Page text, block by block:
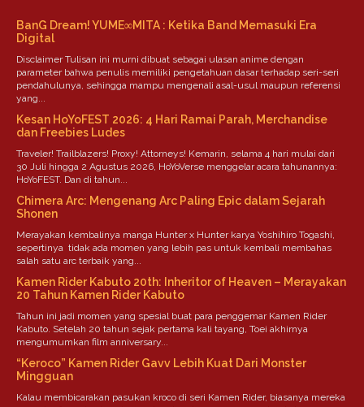
BanG Dream! YUME∞MITA : Ketika Band Memasuki Era
Digital
Disclaimer Tulisan ini murni dibuat sebagai ulasan anime dengan
parameter bahwa penulis memiliki pengetahuan dasar terhadap seri-seri
pendahulunya, sehingga mampu mengenali asal-usul maupun referensi
yang...
Kesan HoYoFEST 2026: 4 Hari Ramai Parah, Merchandise
dan Freebies Ludes
Traveler! Trailblazers! Proxy! Attorneys! Kemarin, selama 4 hari mulai dari
30 Juli hingga 2 Agustus 2026, HoYoVerse menggelar acara tahunannya:
HoYoFEST. Dan di tahun...
Chimera Arc: Mengenang Arc Paling Epic dalam Sejarah
Shonen
Merayakan kembalinya manga Hunter x Hunter karya Yoshihiro Togashi,
sepertinya tidak ada momen yang lebih pas untuk kembali membahas
salah satu arc terbaik yang...
Kamen Rider Kabuto 20th: Inheritor of Heaven – Merayakan
20 Tahun Kamen Rider Kabuto
Tahun ini jadi momen yang spesial buat para penggemar Kamen Rider
Kabuto. Setelah 20 tahun sejak pertama kali tayang, Toei akhirnya
mengumumkan film anniversary...
“Keroco” Kamen Rider Gavv Lebih Kuat Dari Monster
Mingguan
Kalau membicarakan pasukan kroco di seri Kamen Rider, biasanya mereka